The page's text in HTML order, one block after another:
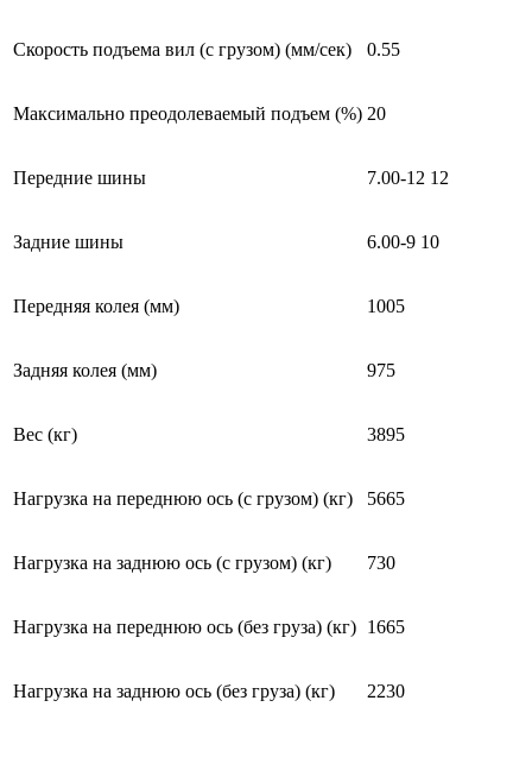
Скорость подъема вил (с грузом) (мм/сек) 0.55
Максимально преодолеваемый подъем (%) 20
Передние шины 7.00-12 12
Задние шины 6.00-9 10
Передняя колея (мм) 1005
Задняя колея (мм) 975
Вес (кг) 3895
Нагрузка на переднюю ось (с грузом) (кг) 5665
Нагрузка на заднюю ось (с грузом) (кг) 730
Нагрузка на переднюю ось (без груза) (кг) 1665
Нагрузка на заднюю ось (без груза) (кг) 2230